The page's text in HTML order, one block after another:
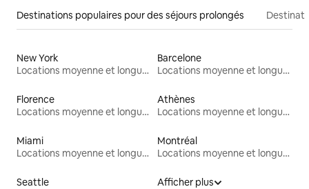
Destinations populaires pour des séjours prolongés
New York
Locations moyenne et longue durée
Barcelone
Locations moyenne et longue durée
Florence
Locations moyenne et longue durée
Athènes
Locations moyenne et longue durée
Miami
Locations moyenne et longue durée
Montréal
Locations moyenne et longue durée
Seattle
Afficher plus